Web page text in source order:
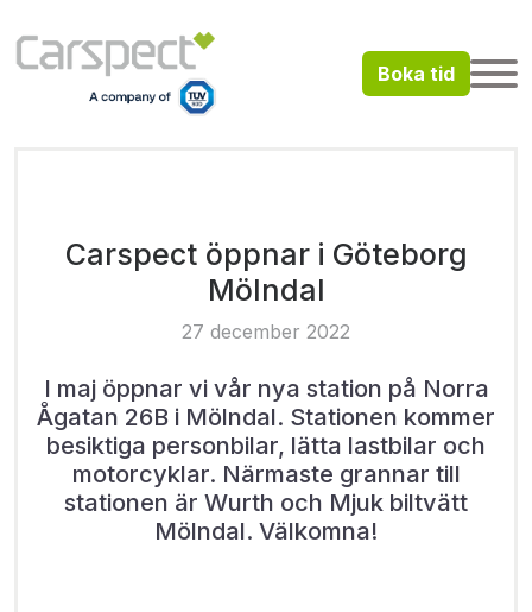
Boka tid
Carspect öppnar i Göteborg
Mölndal
27 december 2022
I maj öppnar vi vår nya station på Norra
Ågatan 26B i Mölndal. Stationen kommer
besiktiga personbilar, lätta lastbilar och
motorcyklar. Närmaste grannar till
stationen är Wurth och Mjuk biltvätt
Mölndal. Välkomna!